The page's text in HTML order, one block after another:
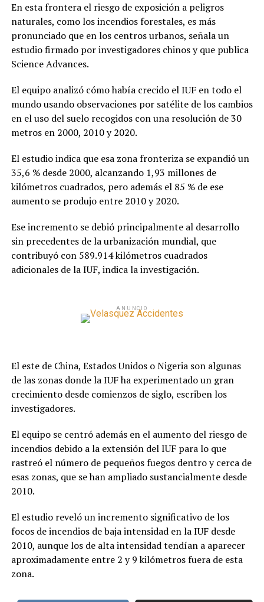
En esta frontera el riesgo de exposición a peligros
naturales, como los incendios forestales, es más
pronunciado que en los centros urbanos, señala un
estudio firmado por investigadores chinos y que publica
Science Advances.
El equipo analizó cómo había crecido el IUF en todo el
mundo usando observaciones por satélite de los cambios
en el uso del suelo recogidos con una resolución de 30
metros en 2000, 2010 y 2020.
El estudio indica que esa zona fronteriza se expandió un
35,6 % desde 2000, alcanzando 1,93 millones de
kilómetros cuadrados, pero además el 85 % de ese
aumento se produjo entre 2010 y 2020.
Ese incremento se debió principalmente al desarrollo
sin precedentes de la urbanización mundial, que
contribuyó con 589.914 kilómetros cuadrados
adicionales de la IUF, indica la investigación.
ANUNCIO
El este de China, Estados Unidos o Nigeria son algunas
de las zonas donde la IUF ha experimentado un gran
crecimiento desde comienzos de siglo, escriben los
investigadores.
El equipo se centró además en el aumento del riesgo de
incendios debido a la extensión del IUF para lo que
rastreó el número de pequeños fuegos dentro y cerca de
esas zonas, que se han ampliado sustancialmente desde
2010.
El estudio reveló un incremento significativo de los
focos de incendios de baja intensidad en la IUF desde
2010, aunque los de alta intensidad tendían a aparecer
aproximadamente entre 2 y 9 kilómetros fuera de esta
zona.